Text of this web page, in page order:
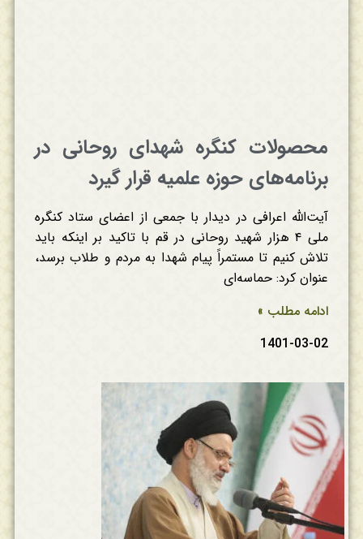
محصولات کنگره شهدای روحانی در
برنامه‌های حوزه علمیه قرار گیرد
آیت‌الله اعرافی در دیدار با جمعی از اعضای ستاد کنگره
ملی ۴ هزار شهید روحانی در قم با تاکید بر اینکه باید
تلاش کنیم تا مستمراً پیام شهدا به مردم و طلاب برسد،
عنوان کرد: حماسه‌ای
ادامه مطلب »
1401-03-02